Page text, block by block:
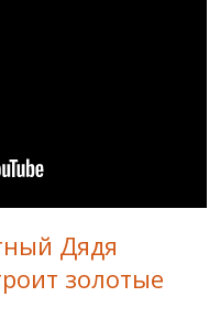
Дядя
золотые